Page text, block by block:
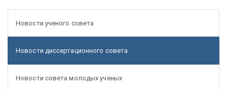
Новости ученого совета
Новости диссертационного совета
Новости совета молодых ученых